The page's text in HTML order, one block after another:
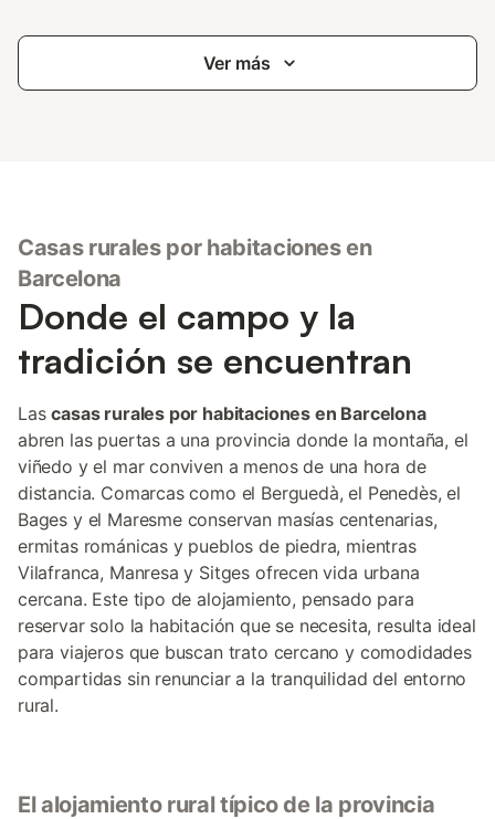
Ver más
Casas rurales por habitaciones en
Barcelona
Donde el campo y la
tradición se encuentran
Lascasas rurales por habitaciones en Barcelona
abren las puertas a una provincia donde la montaña, el
viñedo y el mar conviven a menos de una hora de
distancia. Comarcas como el Berguedà, el Penedès, el
Bages y el Maresme conservan masías centenarias,
ermitas románicas y pueblos de piedra, mientras
Vilafranca, Manresa y Sitges ofrecen vida urbana
cercana. Este tipo de alojamiento, pensado para
reservar solo la habitación que se necesita, resulta ideal
para viajeros que buscan trato cercano y comodidades
compartidas sin renunciar a la tranquilidad del entorno
rural.
El alojamiento rural típico de la provincia